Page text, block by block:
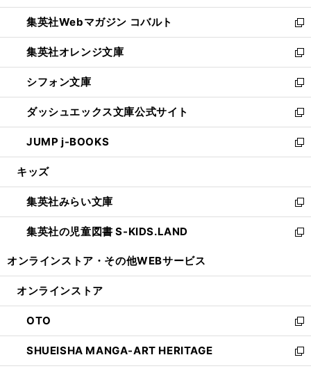
開
く
ウ
で
開
く
ン
ド
ウ
で
開
く
ウ
ィ
ン
ド
ウ
で
開
く
集英社Webマガジン コバルト
新
し
い
ウ
ィ
ン
ド
ウ
で
開
集英社オレンジ文庫
新
し
い
ウ
ィ
ン
ド
ウ
開
く
シフォン文庫
新
し
い
ウ
ィ
ン
ウ
で
開
く
ダッシュエックス文庫公式サイト
新
し
い
ウ
ン
ド
ウ
で
JUMP j-BOOKS
新
し
ウ
ィ
ン
ド
開
キッズ
集英社みらい文庫
新
し
い
ン
ウ
で
開
く
集英社の児童図書 S-KIDS.LAND
新
ウ
ン
ド
ウ
で
開
オンラインストア・ その他WEBサービス
オンラインストア
OTO
新
し
い
ウ
SHUEISHA MANGA-ART HERITAGE
新
し